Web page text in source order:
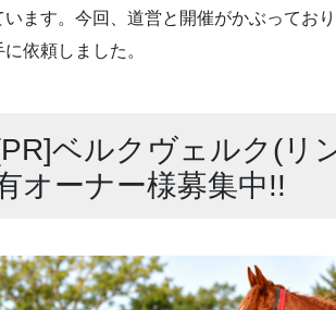
います。今回、道営と開催がかぶってお
に依頼しました。
ベルクヴェルク(リ
オーナー様募集中!!